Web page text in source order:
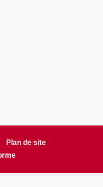
Plan de site